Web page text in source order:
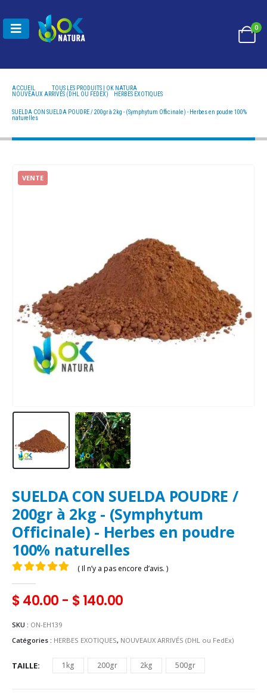
0
ACCUEIL
TOUS LES PRODUITS | OK NATURA
NOUVEAUX ARRIVÉS (DHL OU FEDEX)
HERBES EXOTIQUES
SUELDA CON SUELDA POUDRE / 200GR À 2KG - (SYMPHYTUM OFFICINALE) - HERBES EN POUDRE
SUELDA CON SUELDA POUDRE / 200gr à 2kg - (Symphytum Officinale) - Herbes en poudre 100%
naturelles
VENTE
SUELDA CON SUELDA POUDRE /
200gr à 2kg - (Symphytum
Officinale) - Herbes en poudre
100% naturelles
( Il n’y a pas encore d’avis. )
$40.00 - $140.00
SKU : ON-EH139
Catégories : HERBES EXOTIQUES, NOUVEAUX ARRIVÉS (DHL ou FedEx)
TAILLE 1kg 200gr 2kg 500gr